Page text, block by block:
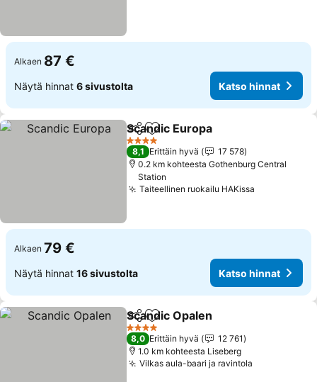
Alkaen 87 €
Näytä hinnat 6 sivustolta Katso hinnat
Jaa Lisää suosikkeihin
Scandic Europa
4 Tähtiluokitus
8,1 Erittäin hyvä
17 578
0.2 km kohteesta Gothenburg Central
Station
Taiteellinen ruokailu HAKissa
Alkaen 79 €
Näytä hinnat 16 sivustolta Katso hinnat
Jaa Lisää suosikkeihin
Scandic Opalen
4 Tähtiluokitus
8,0 Erittäin hyvä
12 761
1.0 km kohteesta Liseberg
Vilkas aula-baari ja ravintola